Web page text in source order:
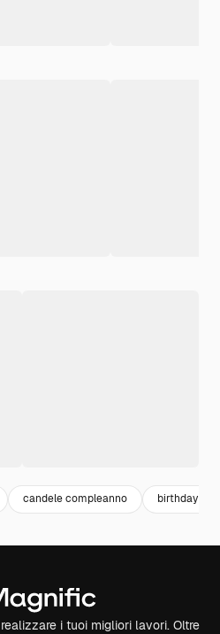
candele compleanno birthday
i tuoi migliori lavori. Oltre